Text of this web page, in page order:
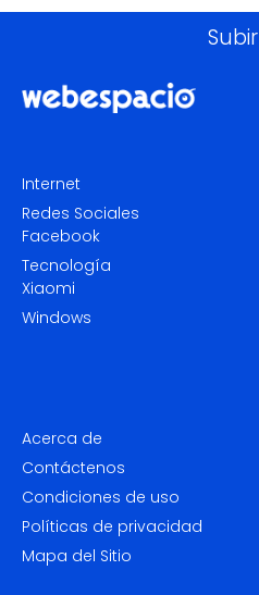
Subir
Internet
Redes Sociales
Facebook
Tecnología
Xiaomi
Windows
Acerca de
Contáctenos
Condiciones de uso
Políticas de privacidad
Mapa del Sitio